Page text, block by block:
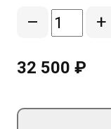
– +
32 500 ₽